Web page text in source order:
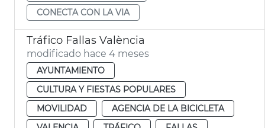
CONECTA CON LA VIA
Tráfico Fallas València
modificado hace 4 meses
AYUNTAMIENTO
CULTURA Y FIESTAS POPULARES
MOVILIDAD
AGENCIA DE LA BICICLETA